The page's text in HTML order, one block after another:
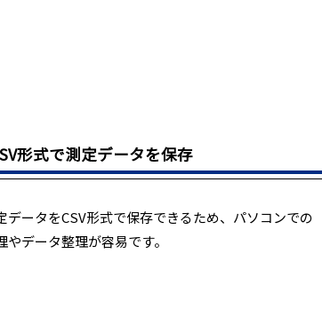
形式で測定データを保存
データをCSV形式で保存できるため、パソコンでの
やデータ整理が容易です。